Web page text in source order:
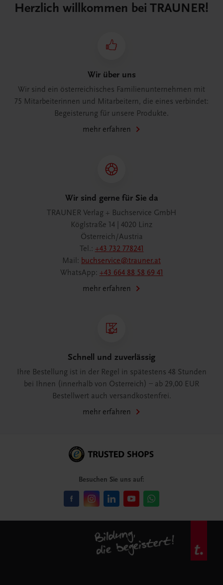
Herzlich willkommen bei TRAUNER!
Wir über uns
Wir sind ein österreichisches Familienunternehmen mit
75 Mitarbeiterinnen und Mitarbeitern, die eines verbindet:
Begeisterung für unsere Produkte.
mehr erfahren
Wir sind gerne für Sie da
TRAUNER Verlag + Buchservice GmbH
Köglstraße 14 | 4020 Linz
Österreich/Austria
Tel.: +43 732 778241
Mail: buchservice@trauner.at
WhatsApp: +43 664 88 58 69 41
mehr erfahren
Schnell und zuverlässig
Ihre Bestellung ist in der Regel in spätestens 48 Stunden
bei Ihnen (innerhalb von Österreich) – ab 29,00 EUR
Bestellwert auch versandkostenfrei.
mehr erfahren
Besuchen Sie uns auf: